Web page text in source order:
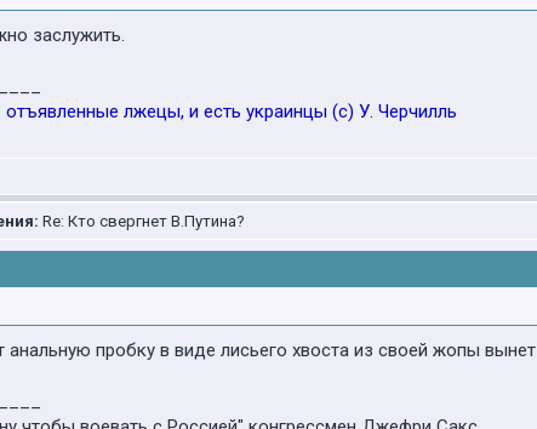
заслужить.
лжецы, и есть украинцы (с) У. Черчилль
Re: Кто свергнет В.Путина?
анальную пробку в виде лисьего хвоста из своей жопы вынет